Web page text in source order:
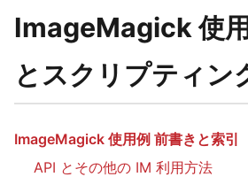
ImageMagick 使
とスクリプティン
ImageMagick 使用例 前書きと索引
API とその他の IM 利用方法